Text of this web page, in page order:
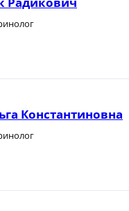
Константиновна